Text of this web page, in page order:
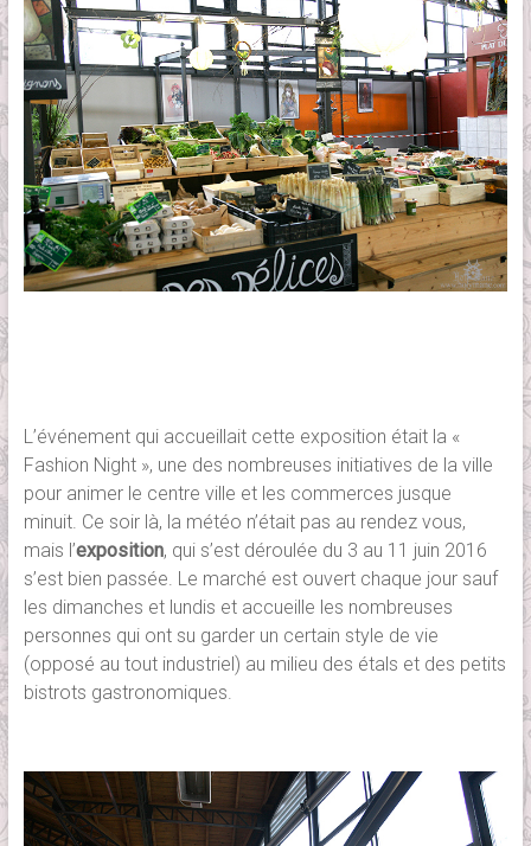
L’événement qui accueillait cette exposition était la «
Fashion Night », une des nombreuses initiatives de la ville
pour animer le centre ville et les commerces jusque
minuit. Ce soir là, la météo n’était pas au rendez vous,
mais l’exposition, qui s’est déroulée du 3 au 11 juin 2016
s’est bien passée. Le marché est ouvert chaque jour sauf
les dimanches et lundis et accueille les nombreuses
personnes qui ont su garder un certain style de vie
(opposé au tout industriel) au milieu des étals et des petits
bistrots gastronomiques.